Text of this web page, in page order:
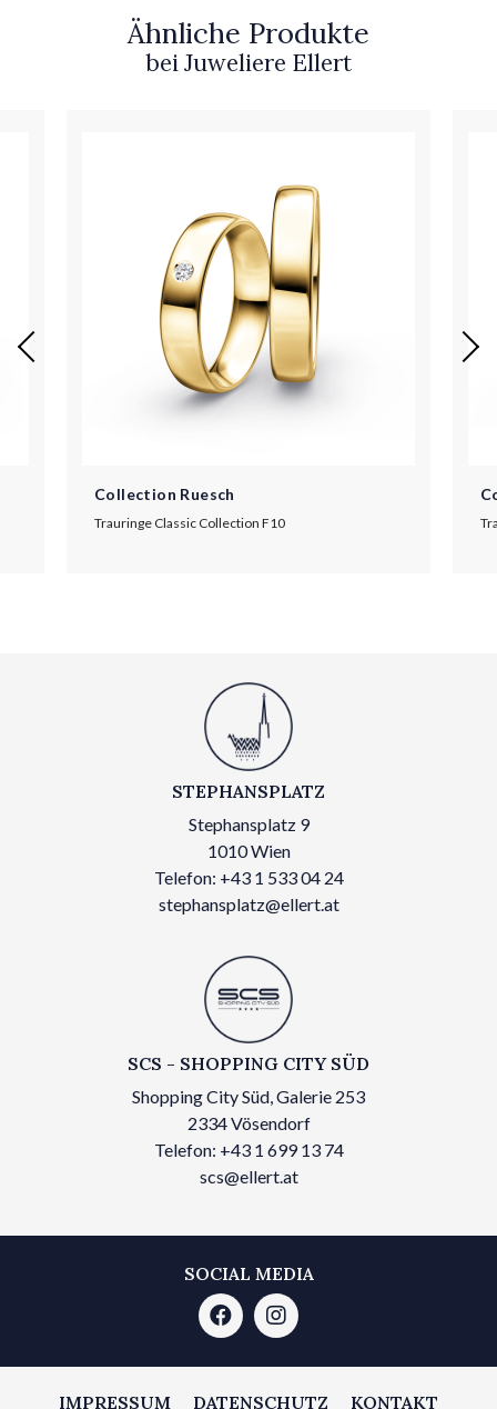
Ähnliche Produkte
bei Juweliere Ellert
Collection Ruesch
Trauringe Classic Collection F10
STEPHANSPLATZ
Stephansplatz 9
1010 Wien
Telefon: +43 1 533 04 24
stephansplatz@ellert.at
SCS - SHOPPING CITY SÜD
Shopping City Süd, Galerie 253
2334 Vösendorf
Telefon: +43 1 699 13 74
scs@ellert.at
SOCIAL MEDIA
IMPRESSUM DATENSCHUTZ KONTAKT